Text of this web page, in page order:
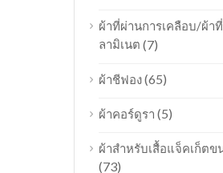
ผ้าที่ผ่านการเคลือบ/ผ้า
ลามิเนต (7)
ผ้าชีฟอง(65)
ผ้าคอร์ดูรา (5)
ผ้าสำหรับเสื้อแจ็คเก็ตข
(73)